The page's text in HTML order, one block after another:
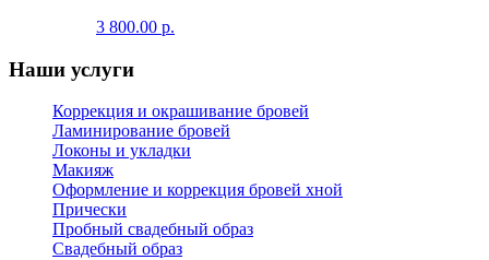
3 800.00 р.
Наши услуги
Коррекция и окрашивание бровей
Ламинирование бровей
Локоны и укладки
Макияж
Оформление и коррекция бровей хной
Прически
Пробный свадебный образ
Свадебный образ